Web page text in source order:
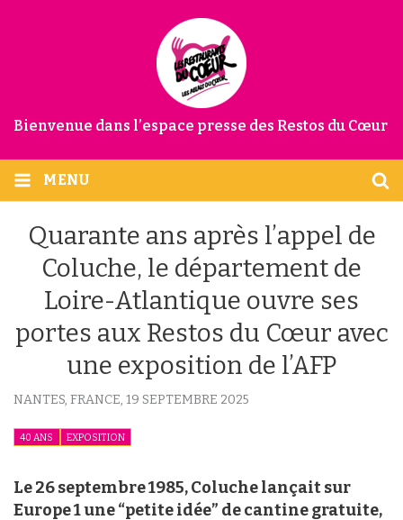
Bienvenue dans l’espace presse des Restos du Cœur
MENU
Quarante ans après l’appel de
Coluche, le département de
Loire-Atlantique ouvre ses
portes aux Restos du Cœur avec
une exposition de l’AFP
NANTES, FRANCE, 19 SEPTEMBRE 2025
40 ANS EXPOSITION
Le 26 septembre 1985, Coluche lançait sur
Europe 1 une “petite idée” de cantine gratuite,